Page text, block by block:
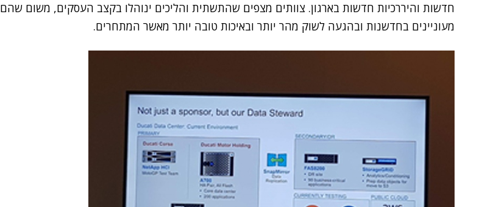
חדשות והיררכיות חדשות בארגון. צוותים מצפים שהתשתית והליכים ינוהלו בקצב העסקים, משום שהם
מעוניינים בחדשנות ובהגעה לשוק מהר יותר ובאיכות טובה יותר מאשר המתחרים.